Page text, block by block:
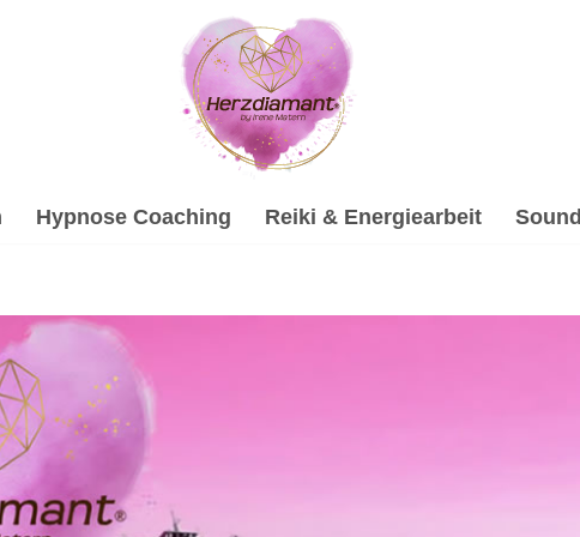
Hypnose Coaching Reiki & Energiearbeit
bei ↗️💓️Herzdiamant.net oder ✓Soundhealing & Reiki,
psychologische Beraterin: ✓Hypnose, ✓Psychologische
sind Ihr Partner auf jedem Schritt ✉.